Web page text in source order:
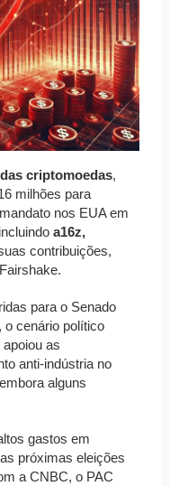
criptomoedas,
milhões para
nos EUA em
a16z,
contribuições,
para o Senado
o cenário político
as
anti-indústria no
alguns
gastos em
próximas eleições
a CNBC, o PAC